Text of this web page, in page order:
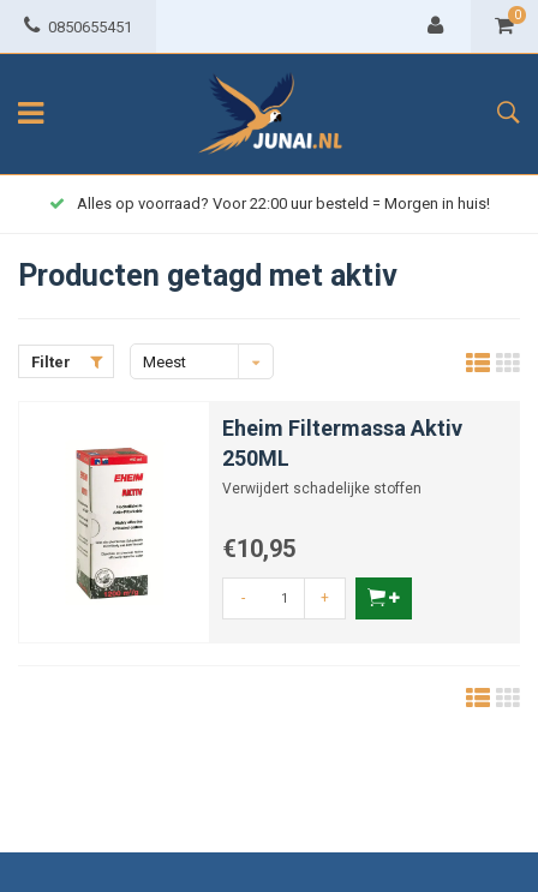
0850655451
0
Alles op voorraad? Voor 22:00 uur besteld = Morgen in huis!
Producten getagd met aktiv
Filter
Meest
Eheim Filtermassa Aktiv
250ML
Verwijdert schadelijke stoffen
€10,95
- +